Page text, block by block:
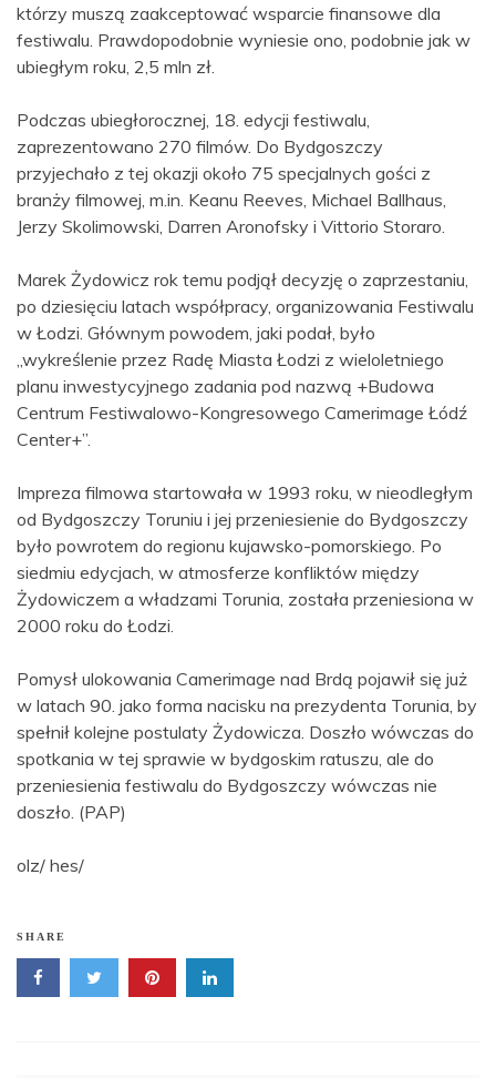
którzy muszą zaakceptować wsparcie finansowe dla
festiwalu. Prawdopodobnie wyniesie ono, podobnie jak w
ubiegłym roku, 2,5 mln zł.
Podczas ubiegłorocznej, 18. edycji festiwalu,
zaprezentowano 270 filmów. Do Bydgoszczy
przyjechało z tej okazji około 75 specjalnych gości z
branży filmowej, m.in. Keanu Reeves, Michael Ballhaus,
Jerzy Skolimowski, Darren Aronofsky i Vittorio Storaro.
Marek Żydowicz rok temu podjął decyzję o zaprzestaniu,
po dziesięciu latach współpracy, organizowania Festiwalu
w Łodzi. Głównym powodem, jaki podał, było
„wykreślenie przez Radę Miasta Łodzi z wieloletniego
planu inwestycyjnego zadania pod nazwą +Budowa
Centrum Festiwalowo-Kongresowego Camerimage Łódź
Center+”.
Impreza filmowa startowała w 1993 roku, w nieodległym
od Bydgoszczy Toruniu i jej przeniesienie do Bydgoszczy
było powrotem do regionu kujawsko-pomorskiego. Po
siedmiu edycjach, w atmosferze konfliktów między
Żydowiczem a władzami Torunia, została przeniesiona w
2000 roku do Łodzi.
Pomysł ulokowania Camerimage nad Brdą pojawił się już
w latach 90. jako forma nacisku na prezydenta Torunia, by
spełnił kolejne postulaty Żydowicza. Doszło wówczas do
spotkania w tej sprawie w bydgoskim ratuszu, ale do
przeniesienia festiwalu do Bydgoszczy wówczas nie
doszło. (PAP)
olz/ hes/
SHARE